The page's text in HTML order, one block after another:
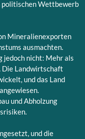
Wettbewerb
Mineralienexporten
ausmachten.
nicht: Mehr als
Die Landwirtschaft
und das Land
und Abholzung
und die